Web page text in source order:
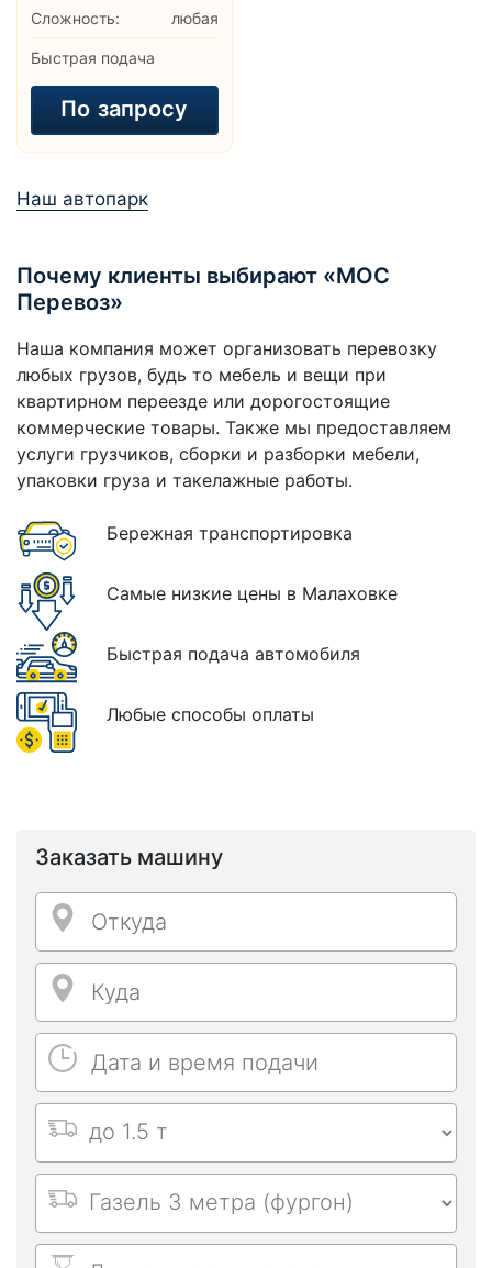
Сложность: любая
Быстрая подача
По запросу
Наш автопарк
Почему клиенты выбирают «МОС
Перевоз»
Наша компания может организовать перевозку
любых грузов, будь то мебель и вещи при
квартирном переезде или дорогостоящие
коммерческие товары. Также мы предоставляем
услуги грузчиков, сборки и разборки мебели,
упаковки груза и такелажные работы.
Бережная транспортировка
Самые низкие цены в Малаховке
Быстрая подача автомобиля
Любые способы оплаты
Заказать машину